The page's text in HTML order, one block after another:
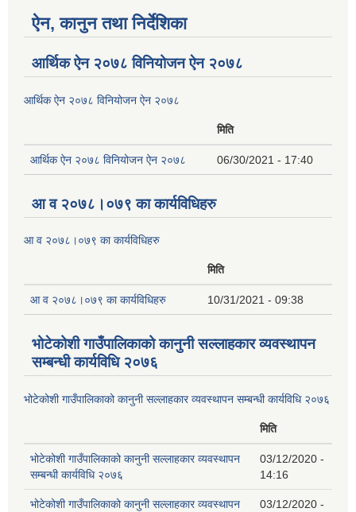
ऐन, कानुन तथा निर्देशिका
आर्थिक ऐन २०७८ विनियोजन ऐन २०७८
आर्थिक ऐन २०७८ विनियोजन ऐन २०७८
मिति
आर्थिक ऐन २०७८ विनियोजन ऐन २०७८ 06/30/2021 - 17:40
आ व २०७८।०७९ का कार्यविधिहरु
आ व २०७८।०७९ का कार्यविधिहरु
मिति
आ व २०७८।०७९ का कार्यविधिहरु 10/31/2021 - 09:38
भोटेकोशी गाउँपालिकाको कानुनी सल्लाहकार व्यवस्थापन
सम्बन्धी कार्यविधि २०७६
भोटेकोशी गाउँपालिकाको कानुनी सल्लाहकार व्यवस्थापन सम्बन्धी कार्यविधि २०७६
मिति
भोटेकोशी गाउँपालिकाको कानुनी सल्लाहकार व्यवस्थापन
सम्बन्धी कार्यविधि २०७६
03/12/2020 -
14:16
भोटेकोशी गाउँपालिकाको कानुनी सल्लाहकार व्यवस्थापन
03/12/2020 -